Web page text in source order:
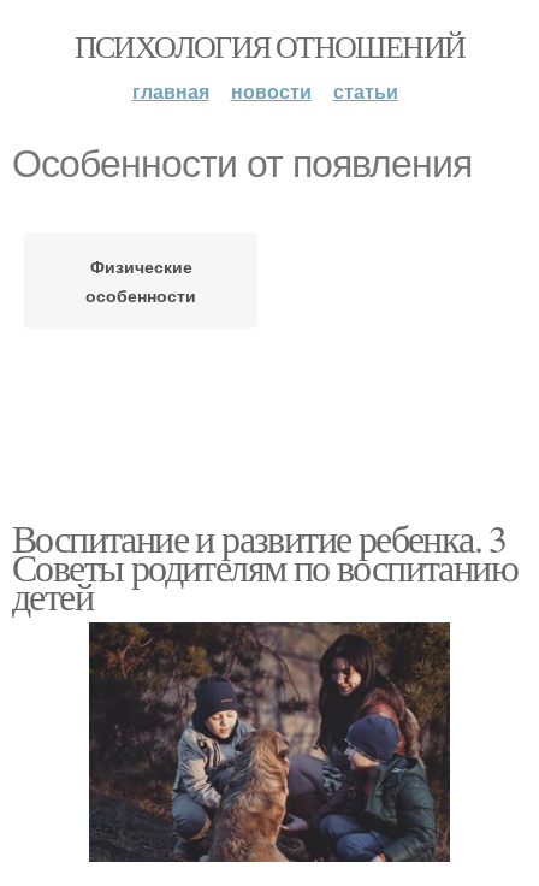
ПСИХОЛОГИЯ ОТНОШЕНИЙ
главная новости статьи
Особенности от появления
Физические
особенности
Воспитание и развитие ребенка. 3
Советы родителям по воспитанию
детей